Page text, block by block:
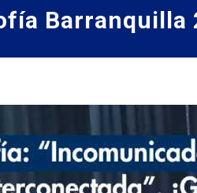
Barranquilla